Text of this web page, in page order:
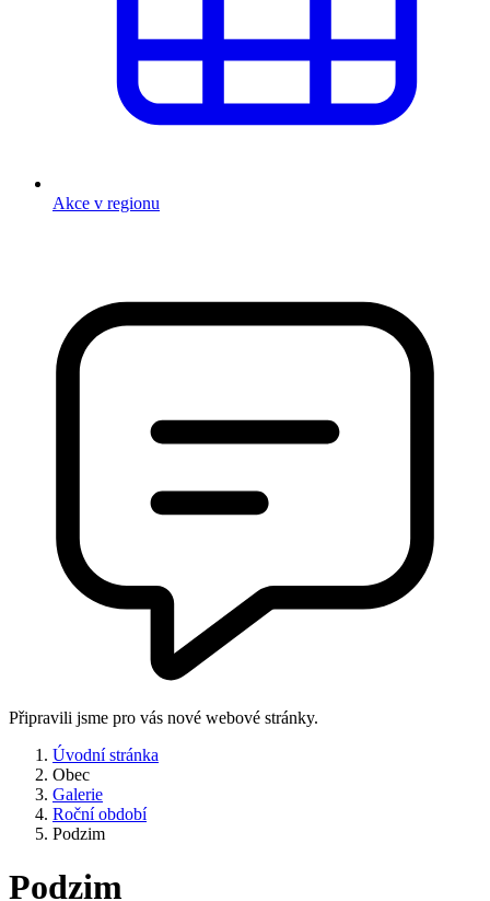
Akce v regionu
Připravili jsme pro vás nové webové stránky.
Úvodní stránka
Obec
Galerie
Roční období
Podzim
Podzim